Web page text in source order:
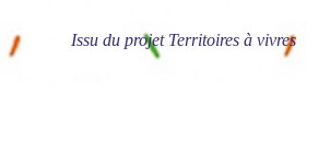
Issu du projet Territoires à vivres